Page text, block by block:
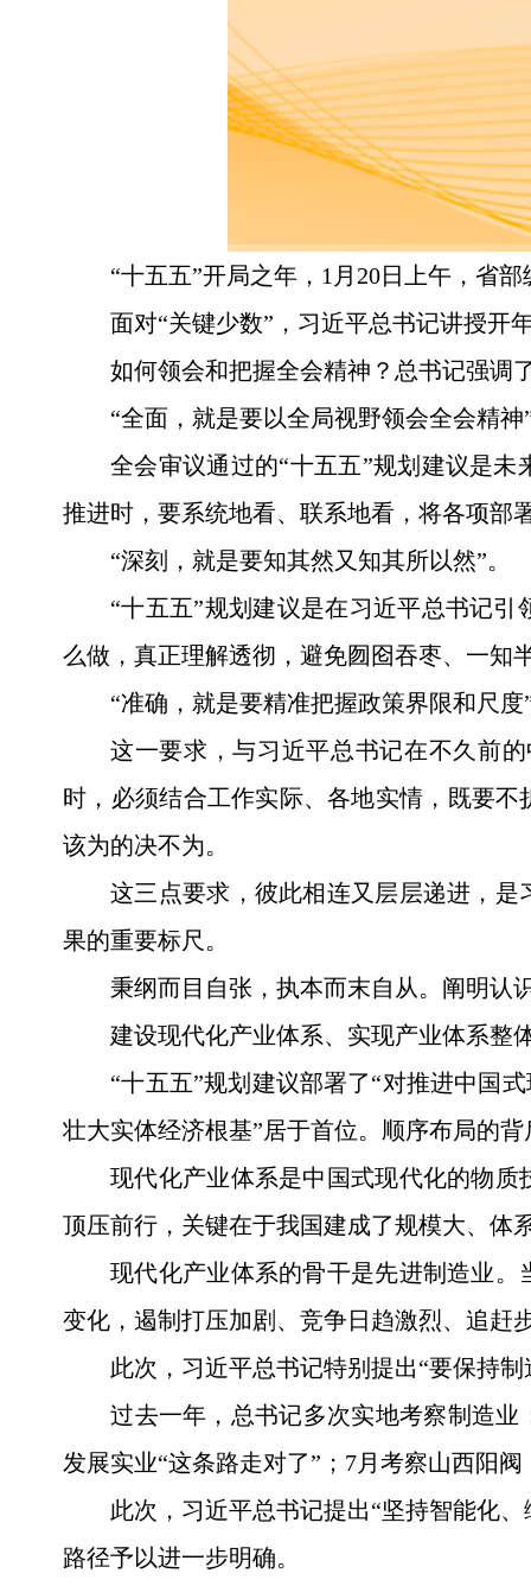
“十五五”开局之年，1月20日上午，省
面对“关键少数”，习近平总书记讲授开
如何领会和把握全会精神？总书记强
“全面，就是要以全局视野领会全会精神
全会审议通过的“十五五”规划建议是
推进时，要系统地看、联系地看，将各项部
“深刻，就是要知其然又知其所以然”。
“十五五”规划建议是在习近平总书记
么做，真正理解透彻，避免囫囵吞枣、一知
“准确，就是要精准把握政策界限和尺度
这一要求，与习近平总书记在不久前
时，必须结合工作实际、各地实情，既要
该为的决不为。
这三点要求，彼此相连又层层递进，
果的重要标尺。
秉纲而目自张，执本而末自从。阐明认
建设现代化产业体系、实现产业体系
“十五五”规划建议部署了“对推进中国
壮大实体经济根基”居于首位。顺序布局的
现代化产业体系是中国式现代化的物
顶压前行，关键在于我国建成了规模大、体
现代化产业体系的骨干是先进制造业
变化，遏制打压加剧、竞争日趋激烈、追赶
此次，习近平总书记特别提出“要保持
过去一年，总书记多次实地考察制造
发展实业“这条路走对了”；7月考察山西阳
此次，习近平总书记提出“坚持智能化
路径予以进一步明确。